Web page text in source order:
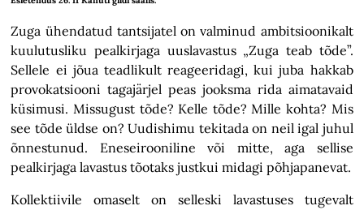
Zuga ühendatud tantsijatel on valminud ambitsioonikalt
kuulutusliku pealkirjaga uuslavastus „Zuga teab tõde”.
Sellele ei jõua teadlikult reageeridagi, kui juba hakkab
provokatsiooni tagajärjel peas jooksma rida aimatavaid
küsimusi. Missugust tõde? Kelle tõde? Mille kohta? Mis
see tõde üldse on? Uudishimu tekitada on neil igal juhul
õnnestunud. Eneseirooniline või mitte, aga sellise
pealkirjaga lavastus tõotaks justkui midagi põhjapanevat.
Kollektiivile omaselt on selleski lavastuses tugevalt